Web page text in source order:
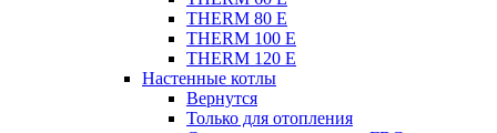
THERM 80 E
THERM 100 E
THERM 120 E
Настенные котлы
Вернутся
Только для отопления